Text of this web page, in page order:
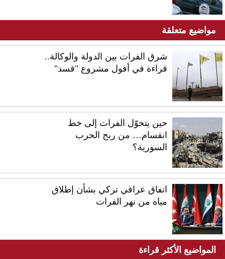
مواضيع متعلقة
شرق الفرات بين الدولة والوكالة..
قراءة في أفول مشروع "قسد"
حين يتحوّل الفرات إلى خط
انقسام… من ربح الحرب
السورية؟
اتفاق عراقي تركي بشأن إطلاق
مياه من نهر الفرات
المواضيع الأكثر قراءة